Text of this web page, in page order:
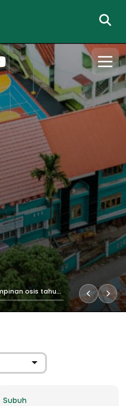
Serah terima jabatan kabinet kepemimpinan osis tahun 2025
Subuh